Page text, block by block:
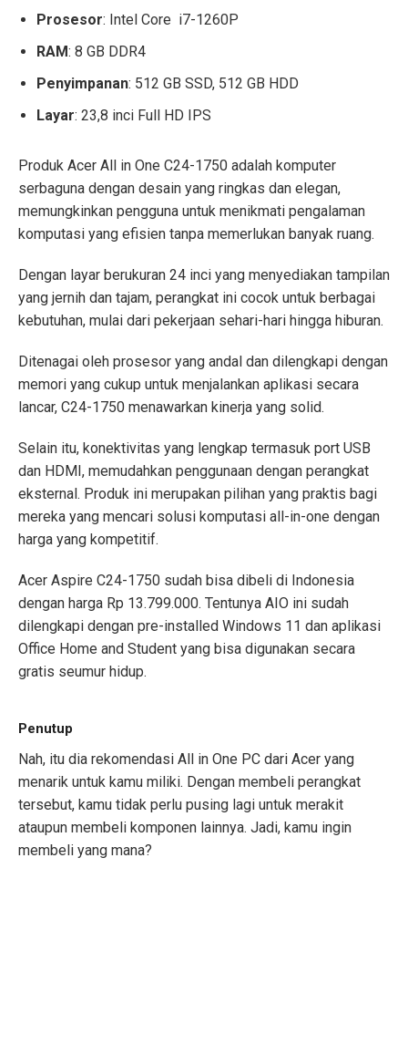
Prosesor: Intel Core i7-1260P
RAM: 8 GB DDR4
Penyimpanan: 512 GB SSD, 512 GB HDD
Layar: 23,8 inci Full HD IPS
Produk Acer All in One C24-1750 adalah komputer
serbaguna dengan desain yang ringkas dan elegan,
memungkinkan pengguna untuk menikmati pengalaman
komputasi yang efisien tanpa memerlukan banyak ruang.
Dengan layar berukuran 24 inci yang menyediakan tampilan
yang jernih dan tajam, perangkat ini cocok untuk berbagai
kebutuhan, mulai dari pekerjaan sehari-hari hingga hiburan.
Ditenagai oleh prosesor yang andal dan dilengkapi dengan
memori yang cukup untuk menjalankan aplikasi secara
lancar, C24-1750 menawarkan kinerja yang solid.
Selain itu, konektivitas yang lengkap termasuk port USB
dan HDMI, memudahkan penggunaan dengan perangkat
eksternal. Produk ini merupakan pilihan yang praktis bagi
mereka yang mencari solusi komputasi all-in-one dengan
harga yang kompetitif.
Acer Aspire C24-1750 sudah bisa dibeli di Indonesia
dengan harga Rp 13.799.000. Tentunya AIO ini sudah
dilengkapi dengan pre-installed Windows 11 dan aplikasi
Office Home and Student yang bisa digunakan secara
gratis seumur hidup.
Penutup
Nah, itu dia rekomendasi All in One PC dari Acer yang
menarik untuk kamu miliki. Dengan membeli perangkat
tersebut, kamu tidak perlu pusing lagi untuk merakit
ataupun membeli komponen lainnya. Jadi, kamu ingin
membeli yang mana?